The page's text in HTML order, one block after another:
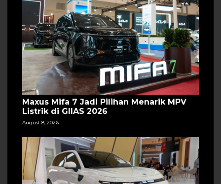
Maxus Mifa 7 Jadi Pilihan Menarik MPV
Listrik di GIIAS 2026
August 8, 2026